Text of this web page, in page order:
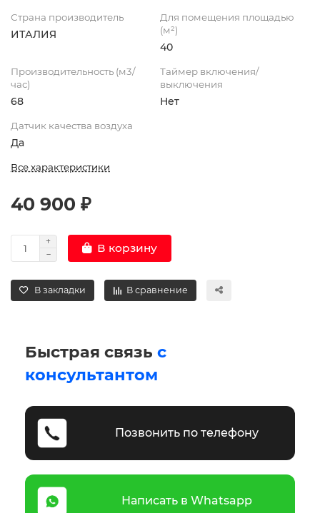
Страна производитель
ИТАЛИЯ
Для помещения площадью
(м²)
40
Производительность (м3/
час)
68
Таймер включения/
выключения
Нет
Датчик качества воздуха
Да
Все характеристики
40 900 ₽
В корзину
В закладки В сравнение
Быстрая связь с
консультантом
Позвонить по телефону
Написать в Whatsapp